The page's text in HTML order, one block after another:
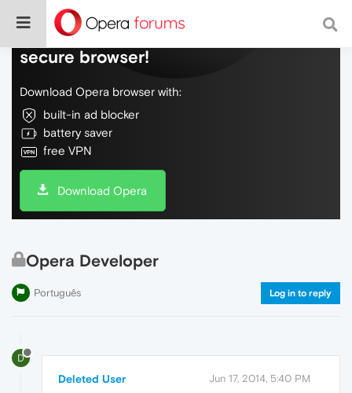
Do more on the web, with a fast and
secure browser!
Download Opera browser with:
built-in ad blocker
battery saver
free VPN
Download Opera
Opera Developer
Português Log in to reply
D
Deleted User Jun 17, 2014, 5:40 PM